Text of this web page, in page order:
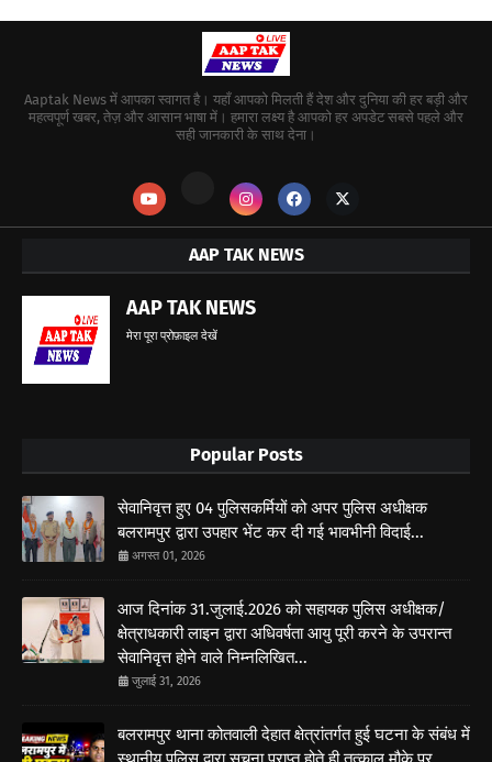
Aaptak News में आपका स्वागत है। यहाँ आपको मिलती हैं देश और दुनिया की हर बड़ी और
महत्वपूर्ण खबर, तेज़ और आसान भाषा में। हमारा लक्ष्य है आपको हर अपडेट सबसे पहले और
सही जानकारी के साथ देना।
AAP TAK NEWS
AAP TAK NEWS
मेरा पूरा प्रोफ़ाइल देखें
Popular Posts
सेवानिवृत्त हुए 04 पुलिसकर्मियों को अपर पुलिस अधीक्षक
बलरामपुर द्वारा उपहार भेंट कर दी गई भावभीनी विदाई...
अगस्त 01, 2026
आज दिनांक 31.जुलाई.2026 को सहायक पुलिस अधीक्षक/
क्षेत्राधकारी लाइन द्वारा अधिवर्षता आयु पूरी करने के उपरान्त
सेवानिवृत्त होने वाले निम्नलिखित...
जुलाई 31, 2026
बलरामपुर थाना कोतवाली देहात क्षेत्रांतर्गत हुई घटना के संबंध में